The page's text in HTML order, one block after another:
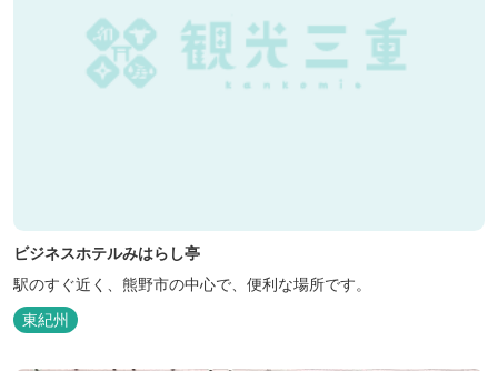
ビジネスホテルみはらし亭
駅のすぐ近く、熊野市の中心で、便利な場所です。
東紀州